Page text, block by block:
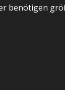
benötigen